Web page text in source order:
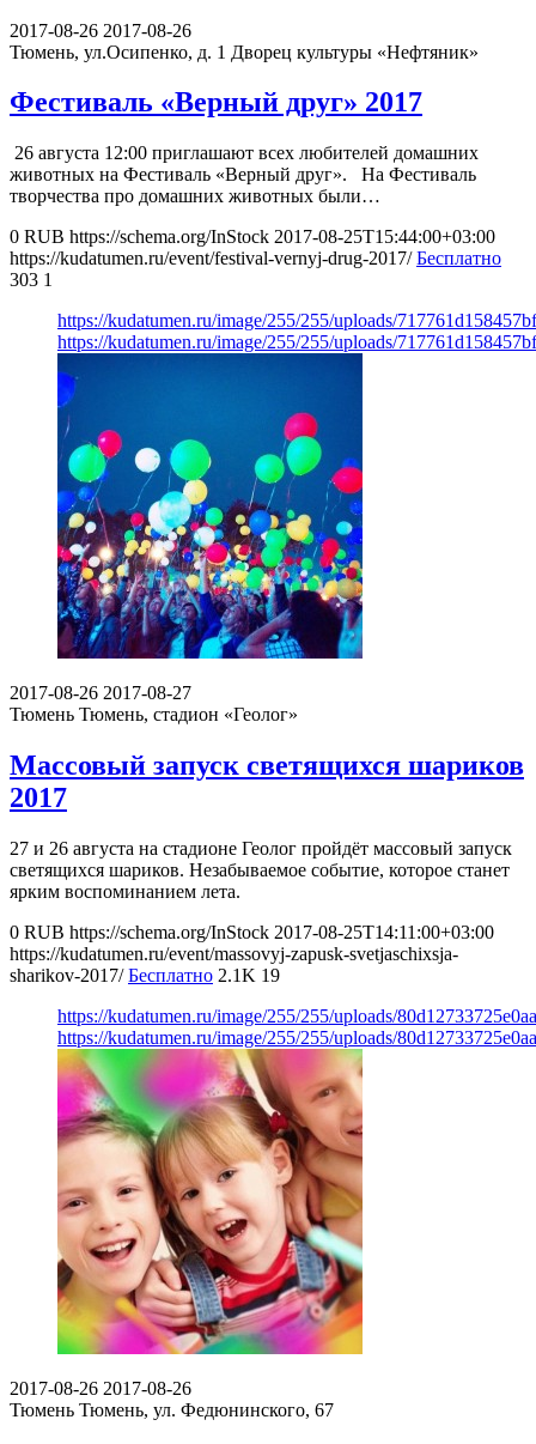
2017-08-26 2017-08-26
Тюмень, ул.Осипенко, д. 1 Дворец культуры «Нефтяник»
Фестиваль «Верный друг» 2017
26 августа 12:00 приглашают всех любителей домашних
животных на Фестиваль «Верный друг». На Фестиваль
творчества про домашних животных были…
0 RUB https://schema.org/InStock 2017-08-25T15:44:00+03:00
https://kudatumen.ru/event/festival-vernyj-drug-2017/ Бесплатно
303 1
https://kudatumen.ru/image/255/255/uploads/
https://kudatumen.ru/image/255/255/uploads/
2017-08-26 2017-08-27
Тюмень Тюмень, стадион «Геолог»
Массовый запуск светящихся шариков
2017
27 и 26 августа на стадионе Геолог пройдёт массовый запуск
светящихся шариков. Незабываемое событие, которое станет
ярким воспоминанием лета.
0 RUB https://schema.org/InStock 2017-08-25T14:11:00+03:00
https://kudatumen.ru/event/massovyj-zapusk-svetjaschixsja-
sharikov-2017/ Бесплатно 2.1K 19
https://kudatumen.ru/image/255/255/uploads/
https://kudatumen.ru/image/255/255/uploads/
2017-08-26 2017-08-26
Тюмень Тюмень, ул. Федюнинского, 67